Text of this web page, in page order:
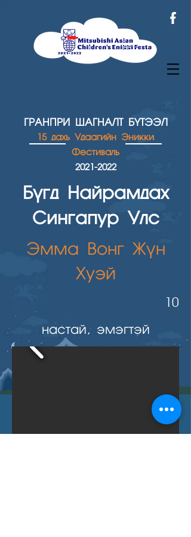
ГРАНПРИ ШАГНАЛТ БҮТЭЭЛ
15 дахь Удаагийн Эникки
Фестиваль
2021 -2022
Бүгд Найрамдах
Сингапур Улс
Эмма Вонг Жүн
Хуэй
10
настай, эмэгтэй